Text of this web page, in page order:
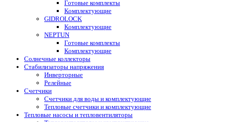
Готовые комплекты
Комплектующие
GIDROLOCK
Комплектующие
NEPTUN
Готовые комплекты
Комплектующие
Солнечные коллекторы
Стабилизаторы напряжения
Инверторные
Релейные
Счетчики
Счетчики для воды и комплектующие
Тепловые счетчики и комплектующие
Тепловые насосы и тепловентиляторы